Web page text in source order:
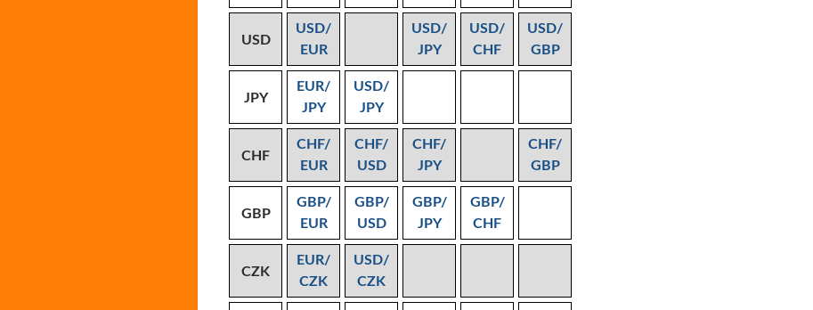
USD
USD/
EUR
USD/
JPY
USD/
CHF
USD/
GBP
JPY
EUR/
JPY
USD/
JPY
CHF
CHF/
EUR
CHF/
USD
CHF/
JPY
CHF/
GBP
GBP
GBP/
EUR
GBP/
USD
GBP/
JPY
GBP/
CHF
CZK
EUR/
CZK
USD/
CZK